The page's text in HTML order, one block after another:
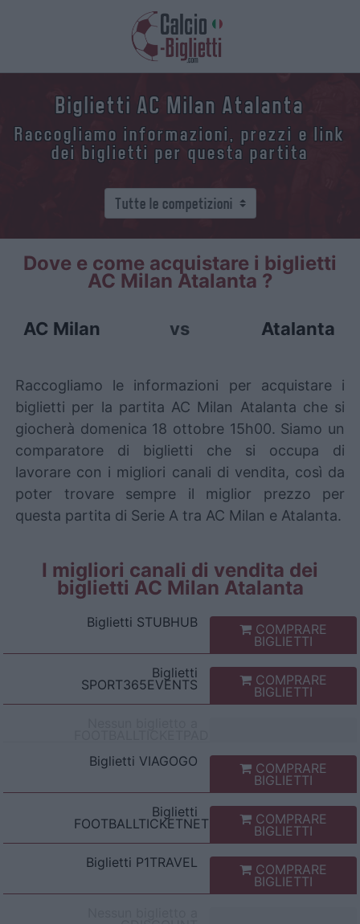
Biglietti AC Milan Atalanta
Raccogliamo informazioni, prezzi e link
dei biglietti per questa partita
Dove e come acquistare i biglietti
AC Milan Atalanta ?
AC Milan vs Atalanta
Raccogliamo le informazioni per acquistare i
biglietti per la partita AC Milan Atalanta che si
giocherà domenica 18 ottobre 15h00. Siamo un
comparatore di biglietti che si occupa di
lavorare con i migliori canali di vendita, così da
poter trovare sempre il miglior prezzo per
questa partita di Serie A tra AC Milan e Atalanta.
I migliori canali di vendita dei
biglietti AC Milan Atalanta
Biglietti STUBHUB COMPRARE
BIGLIETTI
Biglietti
SPORT365EVENTS COMPRARE
BIGLIETTI
Biglietti VIAGOGO COMPRARE
BIGLIETTI
Biglietti
FOOTBALLTICKETNET COMPRARE
BIGLIETTI
Biglietti P1TRAVEL COMPRARE
BIGLIETTI